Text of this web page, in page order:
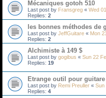
Mécaniques gotoh 510
Last post by Fransgreg « Wed
Replies: 2
les bonnes méthodes de
Last post by JeffGuitare « Mon
Replies: 2
Alchimiste à 149 $
Last post by gogibus « Sun 22
Replies: 19
Etrange outil pour
Last post by Remi Preuller « Sun
Replies: 4